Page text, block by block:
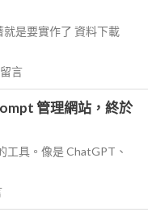
是要實作了 資料下載
言
管理網站，終於
工具。像是 ChatGPT、